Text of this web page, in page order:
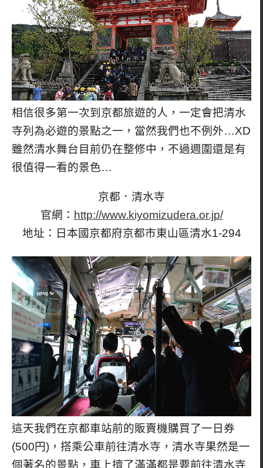
相信很多第一次到京都旅遊的人，一定會把清水
寺列為必遊的景點之一，當然我們也不例外…XD
雖然清水舞台目前仍在整修中，不過週圍還是有
很值得一看的景色…
京都．清水寺
官網： http://www.kiyomizudera.or.jp/
地址：日本國京都府京都市東山區清水1-294
這天我們在京都車站前的販賣機購買了一日券
(500円)，搭乘公車前往清水寺，清水寺果然是一
個著名的景點，車上擠了滿滿都是要前往清水寺